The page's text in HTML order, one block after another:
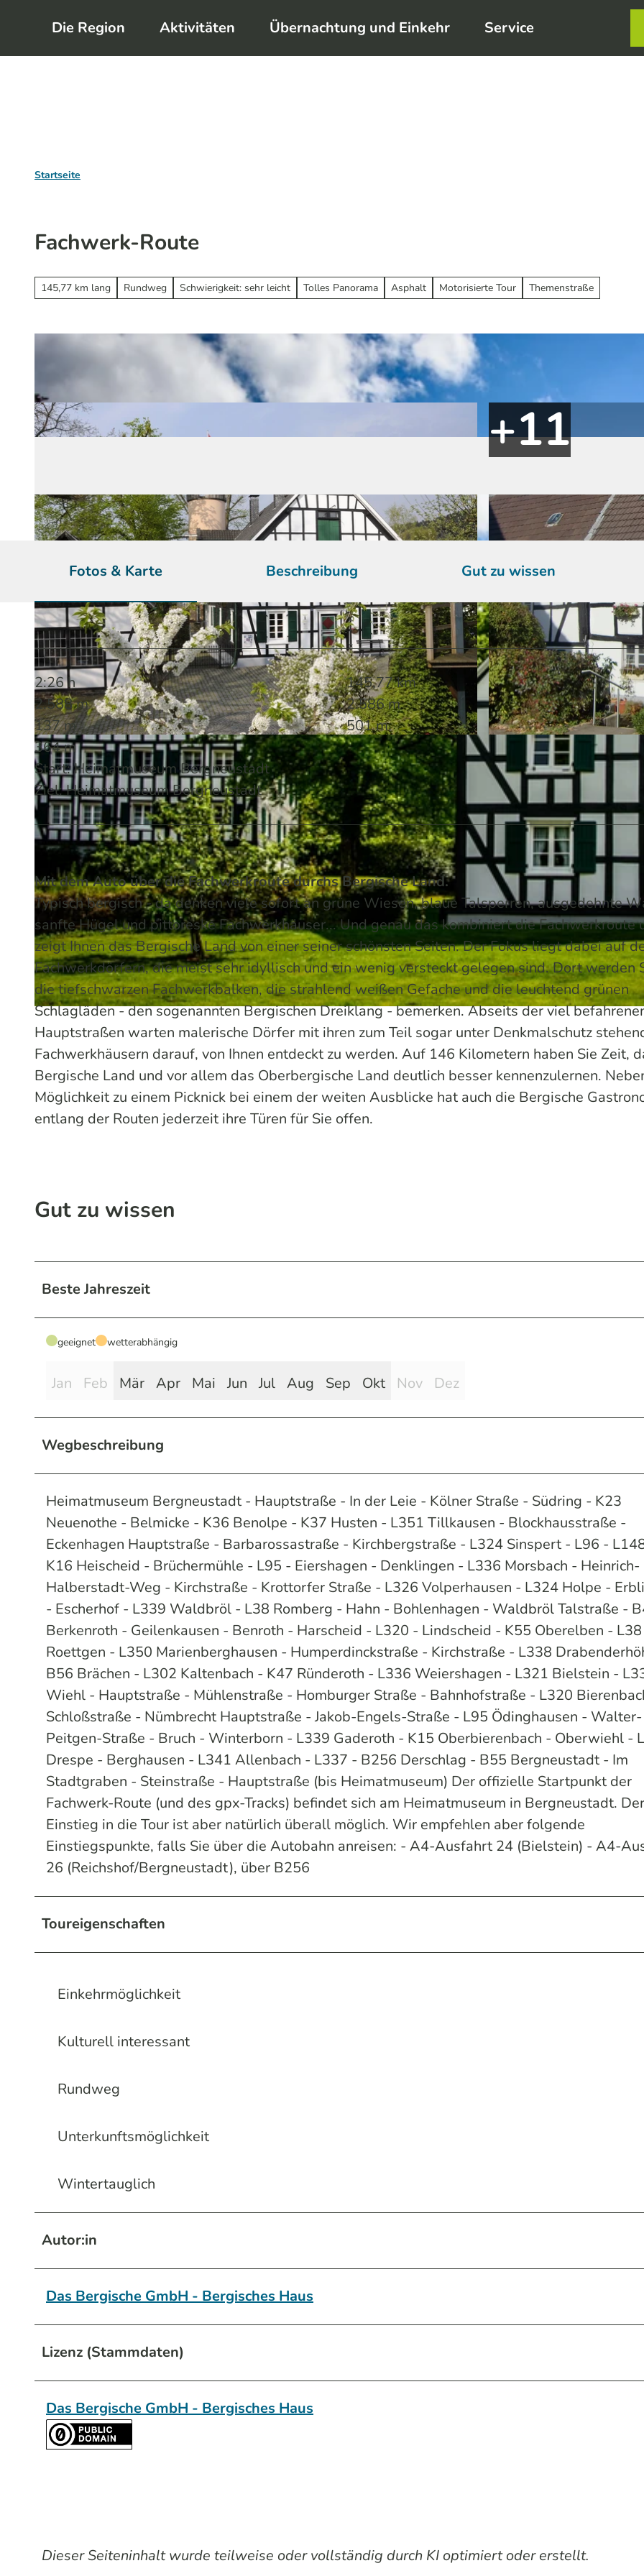
m
Die Region Aktivitäten Übernachtung und Einkehr Service
Startseite
Fachwerk-Route
145,77 km lang Rundweg Schwierigkeit: sehr leicht Tolles Panorama Asphalt Motorisierte Tour Themenstraße
© Annika Kolken | KI-optimiert | CC-BY-SA
© Maxx Hoenow, maxx-fotografie.de | KI-optimiert © Sabine Dohrmann / Das Bergische | KI-optimiert |
Fotos & Karte Beschreibung Gut zu wissen
2:26 h
145,77 km
2.588 m
2.586 m
137 m
501 m
364 m
Start: Heimatmuseum Bergneustadt
Ziel: Heimatmuseum Bergneustadt
Mit dem Auto über die Fachwerkroute durchs Bergische Land.
Typisch bergisch - da denken viele sofort an grüne Wiesen, blaue Talsperren, ausgedehnte
sanfte Hügel und pittoreske Fachwerkhäuser... Und genau das kombiniert die Fachwerkroute
zeigt Ihnen das Bergische Land von einer seiner schönsten Seiten. Der Fokus liegt dabei auf
Fachwerkdörfern, die meist sehr idyllisch und ein wenig versteckt gelegen sind. Dort werden
die tiefschwarzen Fachwerkbalken, die strahlend weißen Gefache und die leuchtend grünen
Schlagläden - den sogenannten Bergischen Dreiklang - bemerken. Abseits der viel
Hauptstraßen warten malerische Dörfer mit ihren zum Teil sogar unter Denkmalschutz
Fachwerkhäusern darauf, von Ihnen entdeckt zu werden. Auf 146 Kilometern haben Sie Zeit,
Bergische Land und vor allem das Oberbergische Land deutlich besser kennenzulernen.
Möglichkeit zu einem Picknick bei einem der weiten Ausblicke hat auch die Bergische
entlang der Routen jederzeit ihre Türen für Sie offen.
Gut zu wissen
Beste Jahreszeit
geeignet wetterabhängig
Jan Feb Mär Apr Mai Jun Jul Aug Sep Okt Nov Dez
Wegbeschreibung
Heimatmuseum Bergneustadt - Hauptstraße - In der Leie - Kölner Straße - Südring - K23
Neuenothe - Belmicke - K36 Benolpe - K37 Husten - L351 Tillkausen - Blockhausstraße -
Eckenhagen Hauptstraße - Barbarossastraße - Kirchbergstraße - L324 Sinspert - L96 -
K16 Heischeid - Brüchermühle - L95 - Eiershagen - Denklingen - L336 Morsbach - Heinrich-
Halberstadt-Weg - Kirchstraße - Krottorfer Straße - L326 Volperhausen - L324 Holpe -
- Escherhof - L339 Waldbröl - L38 Romberg - Hahn - Bohlenhagen - Waldbröl Talstraße -
Berkenroth - Geilenkausen - Benroth - Harscheid - L320 - Lindscheid - K55 Oberelben - L38
Roettgen - L350 Marienberghausen - Humperdinckstraße - Kirchstraße - L338
B56 Brächen - L302 Kaltenbach - K47 Ründeroth - L336 Weiershagen - L321 Bielstein -
Wiehl - Hauptstraße - Mühlenstraße - Homburger Straße - Bahnhofstraße - L320
Schloßstraße - Nümbrecht Hauptstraße - Jakob-Engels-Straße - L95 Ödinghausen - Walter-
Peitgen-Straße - Bruch - Winterborn - L339 Gaderoth - K15 Oberbierenbach - Oberwiehl -
Drespe - Berghausen - L341 Allenbach - L337 - B256 Derschlag - B55 Bergneustadt - Im
Stadtgraben - Steinstraße - Hauptstraße (bis Heimatmuseum) Der offizielle Startpunkt der
Fachwerk-Route (und des gpx-Tracks) befindet sich am Heimatmuseum in Bergneustadt. Der
Einstieg in die Tour ist aber natürlich überall möglich. Wir empfehlen aber folgende
Einstiegspunkte, falls Sie über die Autobahn anreisen: - A4-Ausfahrt 24 (Bielstein) - A4-
26 (Reichshof/Bergneustadt), über B256
Toureigenschaften
Einkehrmöglichkeit
Kulturell interessant
Rundweg
Unterkunftsmöglichkeit
Wintertauglich
Autor:in
Das Bergische GmbH - Bergisches Haus
Lizenz (Stammdaten)
Das Bergische GmbH - Bergisches Haus
Dieser Seiteninhalt wurde teilweise oder vollständig durch KI optimiert oder erstellt.